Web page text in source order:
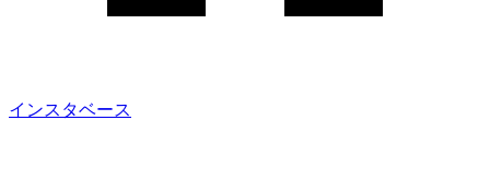
インスタベース